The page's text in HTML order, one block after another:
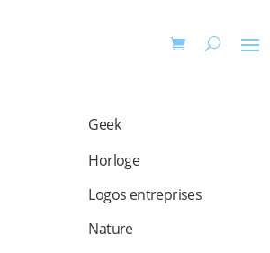
Geek
Horloge
Logos entreprises
Nature